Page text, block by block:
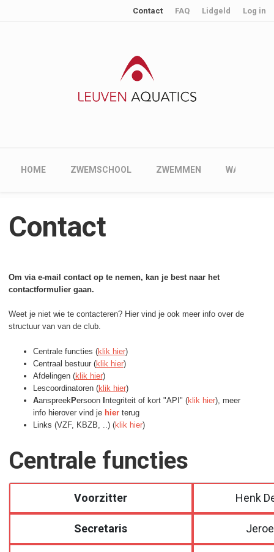
User account menu
Contact FAQ Lidgeld Log in
Main navigation
HOME ZWEMSCHOOL ZWEMMEN
Contact
Om via e-mail contact op te nemen, kan je best naar het
contactformulier gaan.
Weet je niet wie te contacteren? Hier vind je ook meer info over de
structuur van van de club.
Centrale functies (klik hier)
Centraal bestuur (klik hier)
Afdelingen (klik hier)
Lescoordinatoren (klik hier)
AanspreekPersoon Integriteit of kort "API" (klik hier), meer
info hierover vind je hierterug
Links (VZF, KBZB, ..) (klik hier)
Centrale functies
Voorzitter Henk
Secretaris